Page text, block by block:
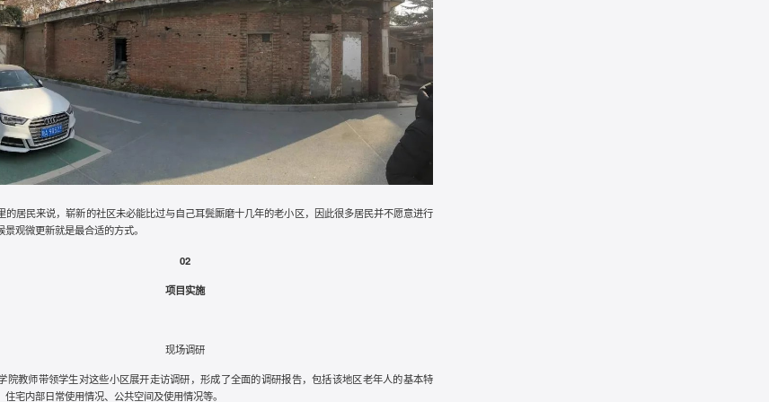
的居民来说，崭新的社区未必能比过与自己耳鬓厮磨十几年的老小区，因此很多居民并不愿意进行
观微更新就是最合适的方式。
02
项目实施
现场调研
院教师带领学生对这些小区展开走访调研，形成了全面的调研报告，包括该地区老年人的基本特
宅内部日常使用情况、公共空间及使用情况等。